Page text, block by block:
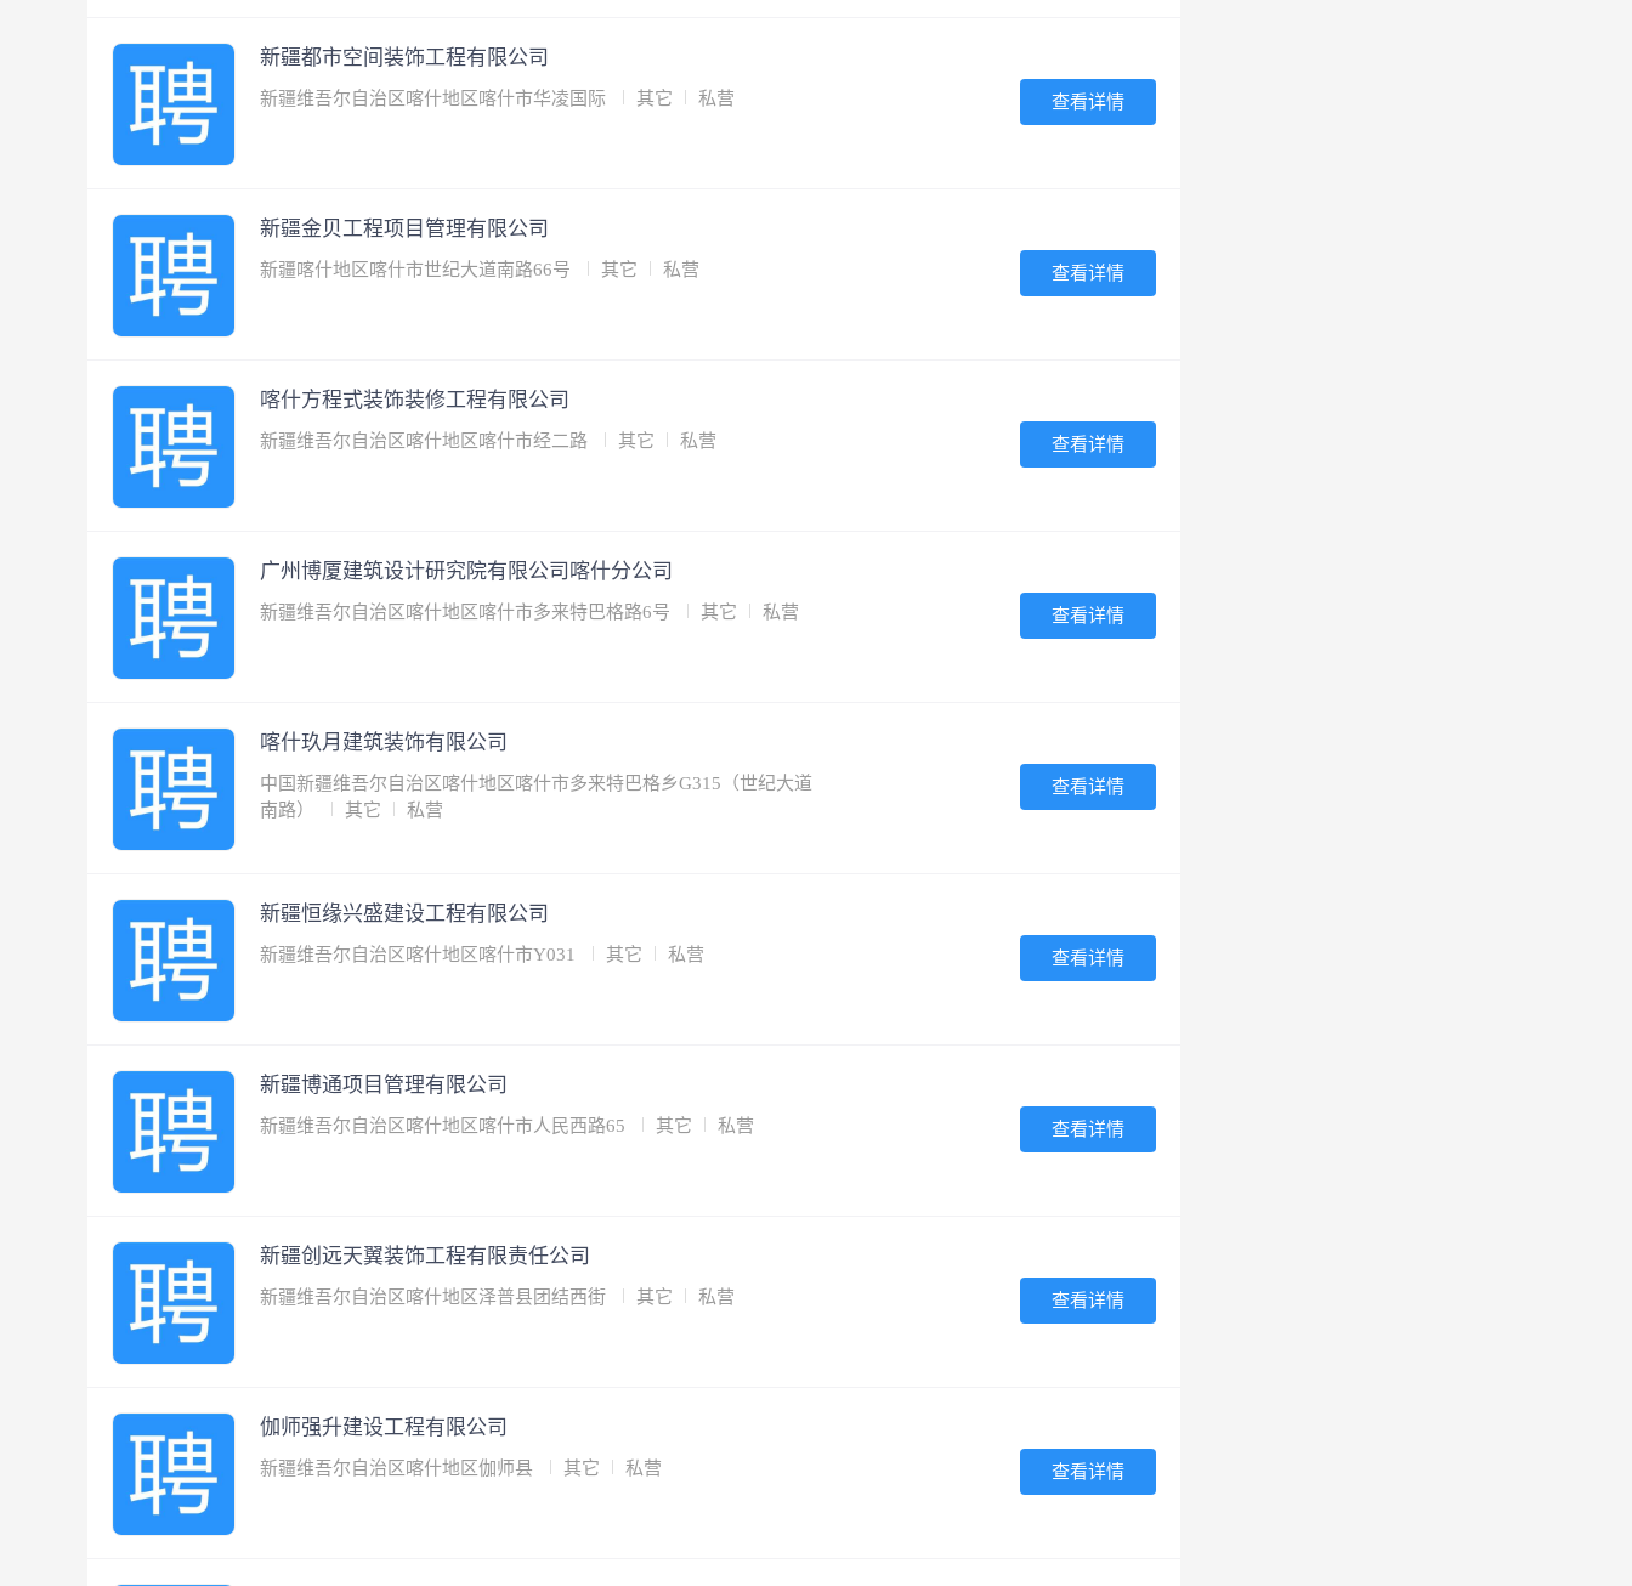
新疆都市空间装饰工程有限公司
新疆维吾尔自治区喀什地区喀什市华凌国际 其它 私营 查看详情
新疆金贝工程项目管理有限公司
新疆喀什地区喀什市世纪大道南路66号 其它 私营 查看详情
喀什方程式装饰装修工程有限公司
新疆维吾尔自治区喀什地区喀什市经二路 其它 私营 查看详情
广州博厦建筑设计研究院有限公司喀什分公司
新疆维吾尔自治区喀什地区喀什市多来特巴格路6号 其它 私营 查看详情
喀什玖月建筑装饰有限公司
中国新疆维吾尔自治区喀什地区喀什市多来特巴格乡G315（世纪大道
南路）
其它 私营
查看详情
新疆恒缘兴盛建设工程有限公司
新疆维吾尔自治区喀什地区喀什市Y031 其它 私营 查看详情
新疆博通项目管理有限公司
新疆维吾尔自治区喀什地区喀什市人民西路65 其它 私营 查看详情
新疆创远天翼装饰工程有限责任公司
新疆维吾尔自治区喀什地区泽普县团结西街 其它 私营 查看详情
伽师强升建设工程有限公司
新疆维吾尔自治区喀什地区伽师县 其它 私营 查看详情